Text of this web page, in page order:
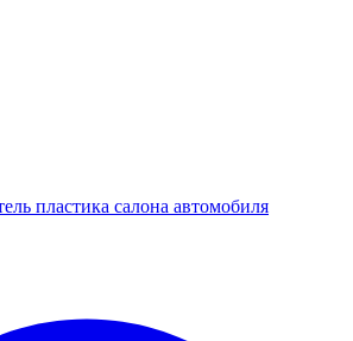
пластика салона автомобиля